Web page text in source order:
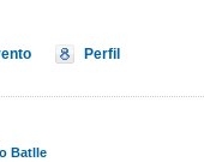
Perfil
Batlle